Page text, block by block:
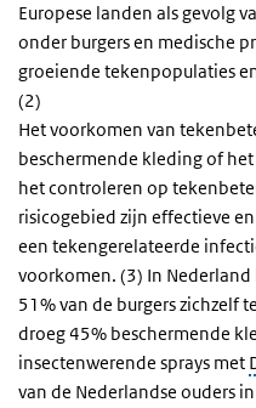
Europese landen als gevolg
onder burgers en medische
groeiende tekenpopulaties
(2)
Het voorkomen van
beschermende kleding of
het controleren op
risicogebied zijn effectieve
een tekengerelateerde
voorkomen. (3) In
51% van de burgers zichzelf
droeg 45% beschermende
insectenwerende sprays met
van de Nederlandse ouders